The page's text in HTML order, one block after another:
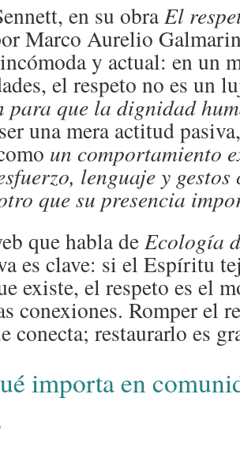
en su obra El
Marco Aurelio
y actual: en un
el respeto no es un
para que la dignidad
una mera actitud
un comportamiento
lenguaje y gestos
que su presencia
que habla de Ecología
es clave: si el Espíritu
existe, el respeto es el
conexiones. Romper el
conecta; restaurarlo es
importa en